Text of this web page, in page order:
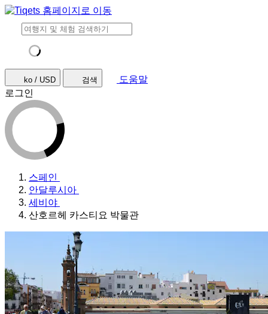
ko / USD 검색
도움말
로그인
스페인
안달루시아
세비야
산호르헤 카스티요 박물관